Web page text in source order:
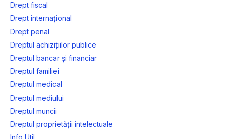
Drept fiscal
Drept internațional
Drept penal
Dreptul achizițiilor publice
Dreptul bancar și financiar
Dreptul familiei
Dreptul medical
Dreptul mediului
Dreptul muncii
Dreptul proprietății intelectuale